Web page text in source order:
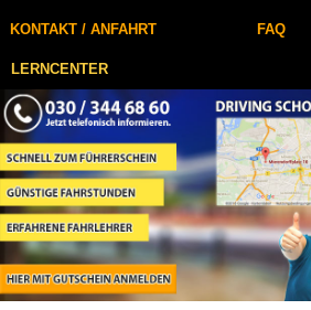
KONTAKT / ANFAHRT FAQ
LERNCENTER